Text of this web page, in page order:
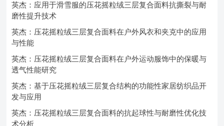
英杰：应用于滑雪服的压花摇粒绒三层复合面料抗撕裂与耐
磨性提升技术
英杰：压花摇粒绒三层复合面料在户外风衣和夹克中的应用
与性能
英杰：压花摇粒绒三层复合面料在户外运动服饰中的保暖与
透气性能研究
英杰：基于压花摇粒绒三层复合结构的功能性家居纺织品开
发与应用
英杰：压花摇粒绒三层复合面料的抗起球性与耐磨性优化技
术分析